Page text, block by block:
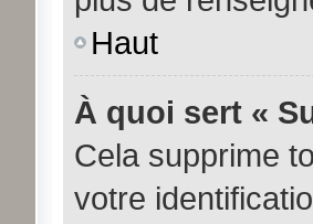
Haut
À quoi sert «
Cela supprime
votre